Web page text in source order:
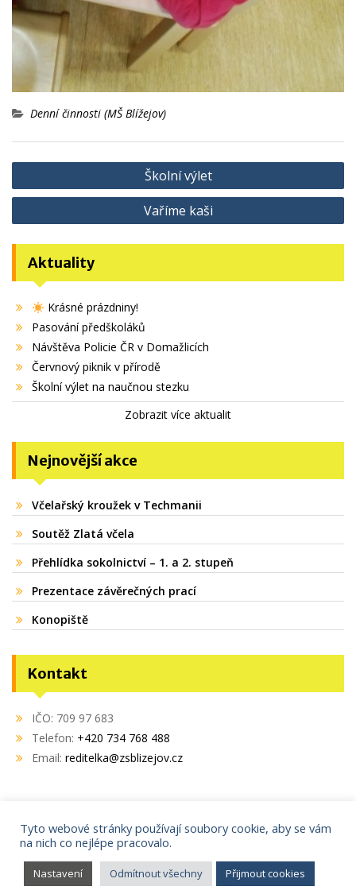
Denní činnosti (MŠ Blížejov)
Navigace
pro
Školní výlet
Vaříme kaši
Aktuality
Krásné prázdniny!
Pasování předškoláků
Návštěva Policie ČR v Domažlicích
Červnový piknik v přírodě
Školní výlet na naučnou stezku
Zobrazit více aktualit
Nejnovější akce
Včelařský kroužek v Techmanii
Soutěž Zlatá včela
Přehlídka sokolnictví – 1. a 2. stupeň
Prezentace závěrečných prací
Konopiště
Kontakt
IČO: 709 97 683
Telefon: +420 734 768 488
Email: reditelka@zsblizejov.cz
Copyright © 2021
Proudly powered by WordPress | Education Hub byWEN
Themes
Tyto webové stránky používají soubory cookie, aby se vám
na nich co nejlépe pracovalo.
Nastavení Odmítnout všechny Přijmout cookies